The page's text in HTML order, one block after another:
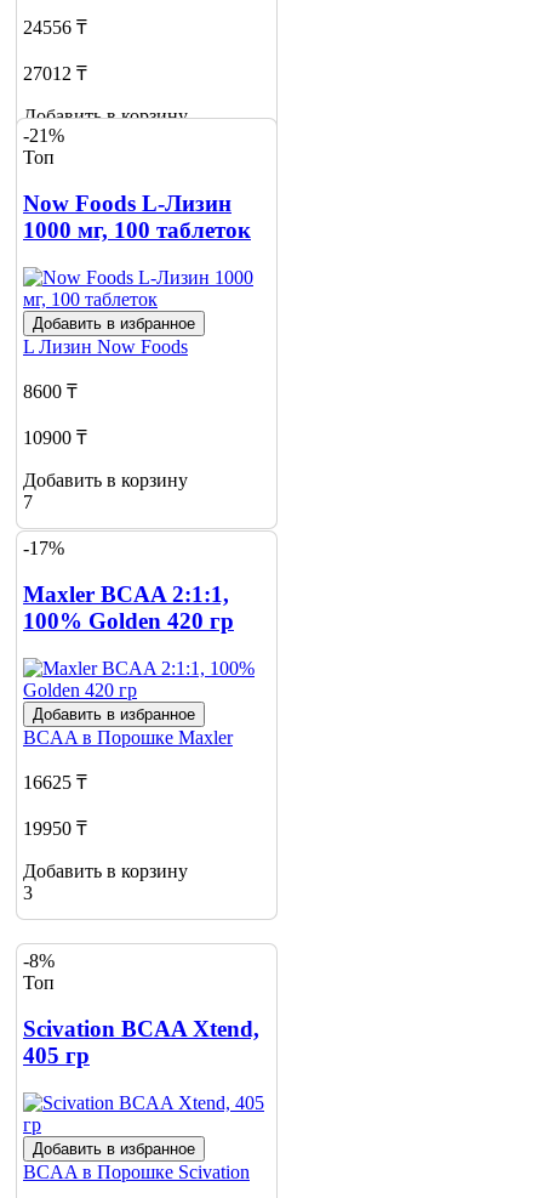
24556 ₸
27012 ₸
Добавить в корзину
6
-21%
Топ
Now Foods L-Лизин
1000 мг, 100 таблеток
Добавить в избранное
L Лизин Now Foods
8600 ₸
10900 ₸
Добавить в корзину
7
-17%
Maxler BCAA 2:1:1,
100% Golden 420 гр
Добавить в избранное
BCAA в Порошке Maxler
16625 ₸
19950 ₸
Добавить в корзину
3
-8%
Топ
Scivation ВCAA Xtend,
405 гр
Добавить в избранное
BCAA в Порошке Scivation